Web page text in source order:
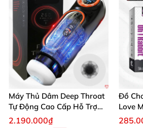
Máy Thủ Dâm Deep Throat
Tự Động Cao Cấp Hỗ Trợ
Gắn Tường
2.190.000₫
Đồ
Love
mẽ